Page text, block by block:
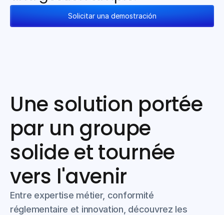
Solicitar una demostración
Une solution portée
par un groupe
solide et tournée
vers l'avenir
Entre expertise métier, conformité
réglementaire et innovation, découvrez les